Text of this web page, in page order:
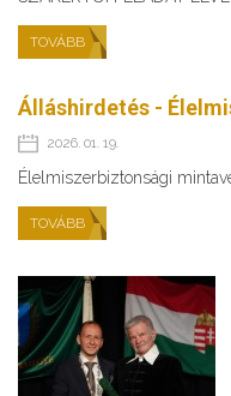
TOVÁBB
Álláshirdetés -
2026. 01. 19.
Élelmiszerbiztonsági
TOVÁBB